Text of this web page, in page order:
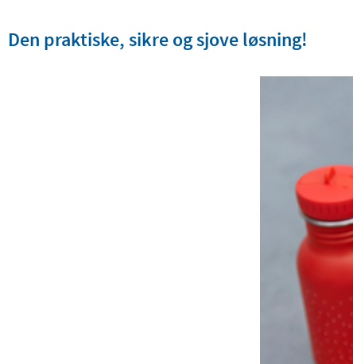
Den praktiske, sikre og sjove løsning!